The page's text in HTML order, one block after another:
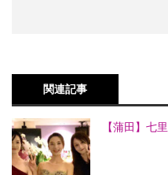
関連記事
【蒲田】七